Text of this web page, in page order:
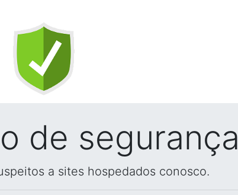
de segurança
a sites hospedados conosco.